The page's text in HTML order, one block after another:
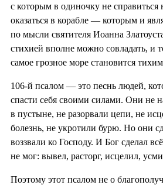
с которым в одиночку не справиться
оказаться в корабле — которым и
по мысли святителя Иоанна
стихией вполне можно совладать, и
самое грозное море становится
106-й псалом — это песнь людей,
спасти себя своими силами. Они не
в пустыне, не разорвали цепи, не
болезнь, не укротили бурю. Но они
воззвали ко Господу. И Бог сделал
не мог: вывел, расторг, исцелил,
Поэтому этот псалом не о